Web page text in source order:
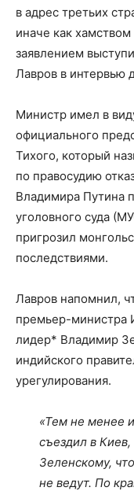
в адрес третьих
иначе как хамством
заявлением
Лавров в интервью
Министр имел в
официального
Тихого, который
по правосудию
Владимира Путина
уголовного суда
пригрозил
последствиями.
Лавров напомнил,
премьер-министра
лидер* Владимир
индийского
урегулирования.
«Тем не менее
съездил в
Зеленскому,
не ведут. По